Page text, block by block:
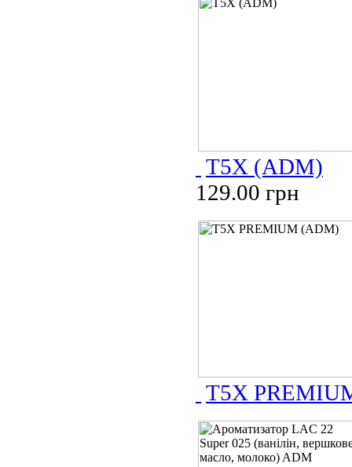
T5X (ADM)
129.00 грн
T5X